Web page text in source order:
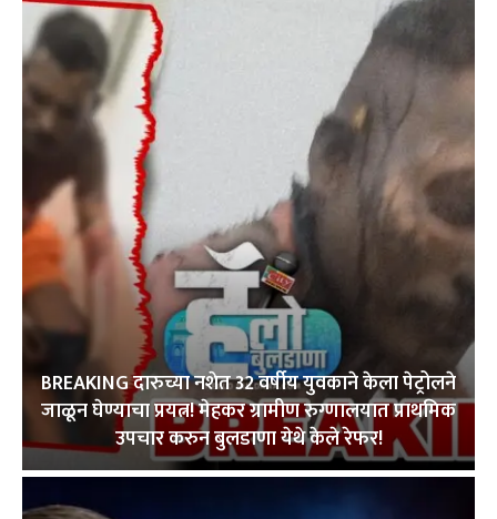
BREAKING दारुच्या नशेत 32 वर्षीय युवकाने केला पेट्रोलने
जाळून घेण्याचा प्रयत्न! मेहकर ग्रामीण रुग्णालयात प्राथमिक
उपचार करुन बुलडाणा येथे केले रेफर!